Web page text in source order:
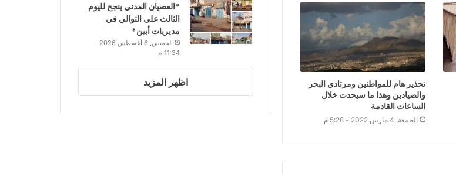
تحذير هام للمواطنين ومرتادي البحر
والصيادين وهذا ما سيحدث خلال
الساعات القادمة
الجمعة, 4 مارس 2022 - 5:28 م
*العصيان المدني ينجح لليوم
الثالث على التوالي في
مديريات أبين*
الخميس, 6 أغسطس 2026 -
11:34 م
اظهر المزيد